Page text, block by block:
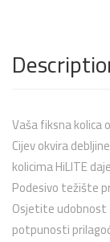
Vaša fiksna kolica
Cijev okvira
kolicima HiLITE
Podesivo težište
Osjetite
potpunosti